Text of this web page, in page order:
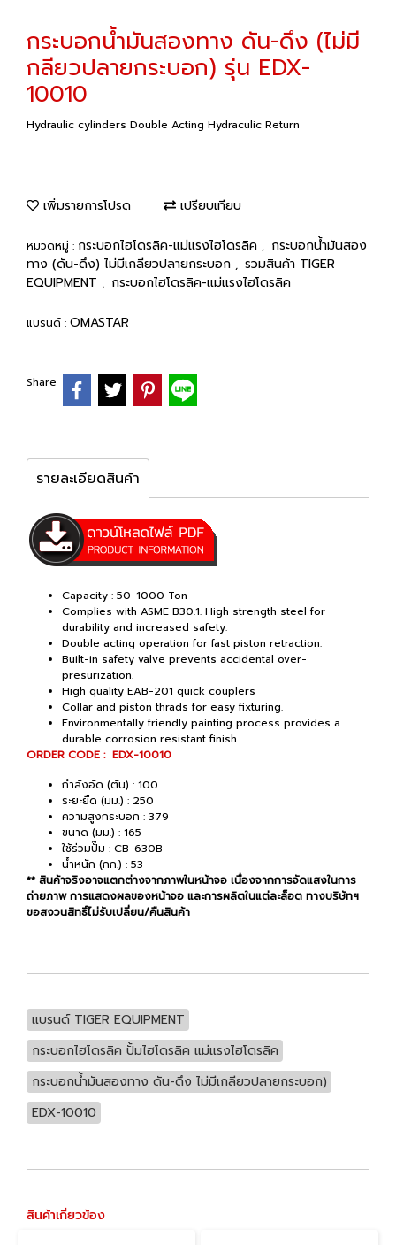
กระบอกน้ำมันสองทาง ดัน-ดึง (ไม่มี
กลียวปลายกระบอก) รุ่น EDX-
10010
Hydraulic cylinders Double Acting Hydraculic Return
เพิ่มรายการโปรด เปรียบเทียบ
หมวดหมู่ : กระบอกไฮโดรลิค-แม่แรงไฮโดรลิค , กระบอกน้ำมันสอง
ทาง (ดัน-ดึง) ไม่มีเกลียวปลายกระบอก , รวมสินค้า TIGER
EQUIPMENT , กระบอกไฮโดรลิค-แม่แรงไฮโดรลิค
แบรนด์ : OMASTAR
Share
รายละเอียดสินค้า
Capacity : 50-1000 Ton
Complies with ASME B30.1. High strength steel for
durability and increased safety.
Double acting operation for fast piston retraction.
Built-in safety valve prevents accidental over-
presurization.
High quality EAB-201 quick couplers
Collar and piston thrads for easy fixturing.
Environmentally friendly painting process provides a
durable corrosion resistant finish.
ORDER CODE : EDX-10010
กำลังอัด (ตัน) : 100
ระยะยืด (มม.) : 250
ความสูงกระบอก : 379
ขนาด (มม.) : 165
ใช้ร่วมปั๊ม : CB-630B
น้ำหนัก (กก.) : 53
** สินค้าจริงอาจแตกต่างจากภาพในหน้าจอ เนื่องจากการจัดแสงในการ
ถ่ายภาพ การแสดงผลของหน้าจอ และการผลิตในแต่ละล็อต ทางบริษัทฯ
ขอสงวนสิทธิ์ไม่รับเปลี่ยน/คืนสินค้า
แบรนด์ TIGER EQUIPMENT
กระบอกไฮโดรลิค ปั้มไฮโดรลิค แม่แรงไฮโดรลิค
กระบอกน้ำมันสองทาง ดัน-ดึง ไม่มีเกลียวปลายกระบอก)
EDX-10010
สินค้าเกี่ยวข้อง